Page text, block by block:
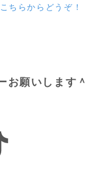
ちらからどうぞ！
お願いします＾